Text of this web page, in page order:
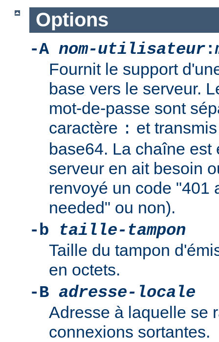
Options
-A nom-utilisateur:
Fournit le support
base vers le serveur.
mot-de-passe sont
caractère : et
base64. La chaîne est
serveur en ait besoin
renvoyé un code "401
needed" ou non).
-b
taille-tampon
Taille du tampon
en octets.
-B adresse-locale
Adresse à laquelle se
connexions sortantes.